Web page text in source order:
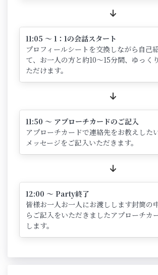
11:05 ～ 1：1の会話スタート
プロフィールシートを交換しながら自己
て、お一人の方と約10～15分間、ゆっく
ただけます。
11:50 ～ アプローチカードのご記入
アプローチカードで連絡先をお教えした
メッセージをご記入いただきます。
12:00 ～ Party終了
皆様お一人お一人にお渡しします封筒の
らご記入をいただきましたアプローチカ
します。